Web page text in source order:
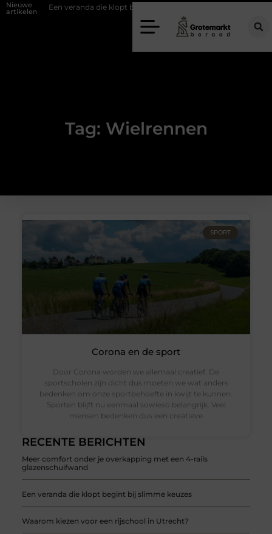
Nieuwe
artikelen Een veranda die klopt begint bij slimme keuzes
Tag: Wielrennen
RECENTE BERICHTEN
Meer comfort onder je overkapping met een 4-rails
glazenschuifwand
Een veranda die klopt begint bij slimme keuzes
Waarom kiezen voor een rijschool in Utrecht?
SPORT
Corona en de sport
Door Corona worden we allemaal creatief. De
sportscholen zijn dicht dus moeten we wat anders
bedenken om onze sportbehoefte in kwijt te kunnen.
Sporten blijft nu eenmaal sowieso belangrijk. Veel
mensen bedenken dus een creatieve